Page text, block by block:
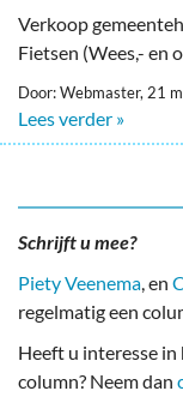
Verkoop
Fietsen (Wees,- en
Door: Webmaster, 21
Lees verder »
Schrijft u mee?
Piety Veenema, en
regelmatig een
Heeft u interesse
column? Neem dan